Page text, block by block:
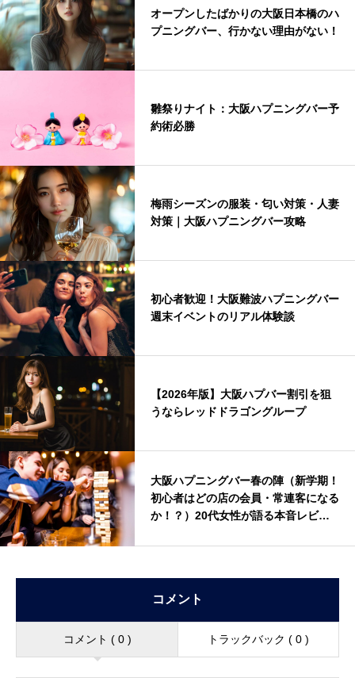
オープンしたばかりの大阪日本橋のハ
プニングバー、行かない理由がない！
雛祭りナイト：大阪ハプニングバー予
約術必勝
梅雨シーズンの服装・匂い対策・人妻
対策｜大阪ハプニングバー攻略
初心者歓迎！大阪難波ハプニングバー
週末イベントのリアル体験談
【2026年版】大阪ハプバー割引を狙
うならレッドドラゴングループ
大阪ハプニングバー春の陣（新学期！
初心者はどの店の会員・常連客になる
か！？）20代女性が語る本音レビュ
コメント
コメント ( 0 ) トラックバック ( 0 )